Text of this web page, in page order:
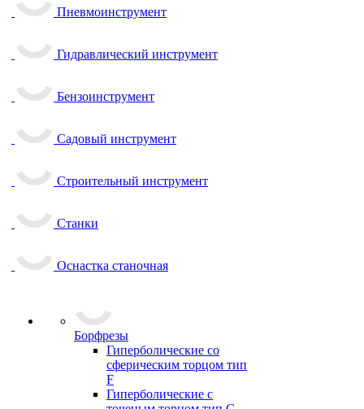
Пневмоинструмент
Гидравлический инструмент
Бензоинструмент
Садовый инструмент
Строительный инструмент
Станки
Оснастка станочная
Борфрезы
Гиперболические cо
сферическим торцом тип
F
Гиперболические с